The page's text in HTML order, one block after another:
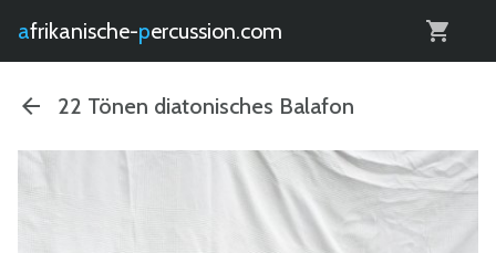
afrikanische- percussion.com
22 Tönen diatonisches Balafon